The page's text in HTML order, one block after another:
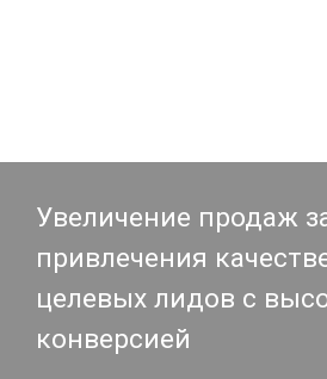
Увеличение продаж
привлечения
целевых лидов с
конверсией